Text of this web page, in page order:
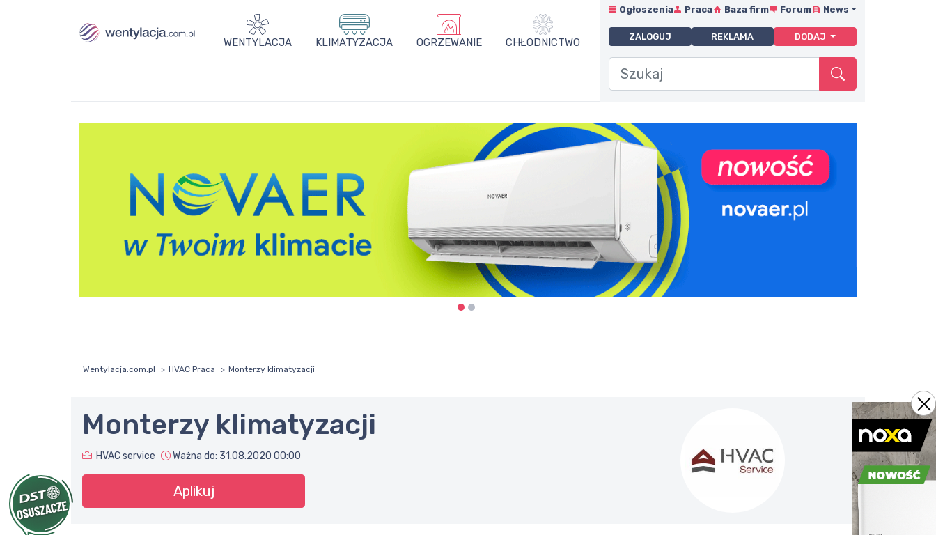
WENTYLACJA KLIMATYZACJA OGRZEWANIE CHŁODNICTWO
Ogłoszenia Praca Baza firm Forum News
ZALOGUJ REKLAMA DODAJ
Wentylacja.com.pl HVAC Praca Monterzy klimatyzacji
Monterzy klimatyzacji
HVAC service Ważna do: 31.08.2020 00:00
Aplikuj